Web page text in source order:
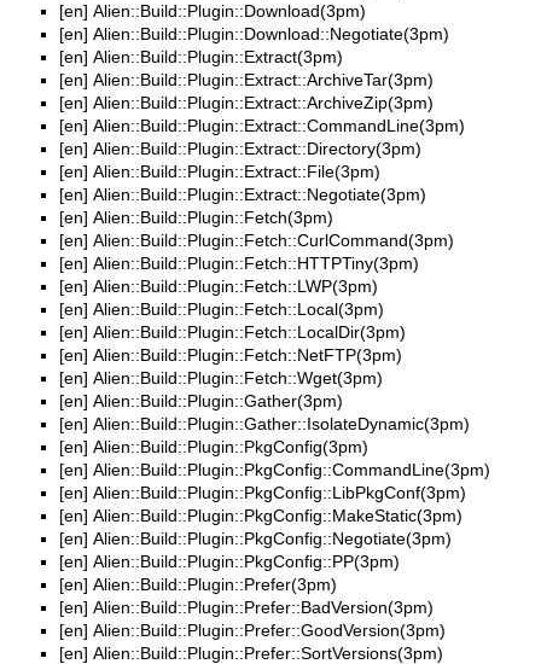
[en] Alien::Build::Plugin::Download(3pm)
[en] Alien::Build::Plugin::Download::Negotiate(3pm)
[en] Alien::Build::Plugin::Extract(3pm)
[en] Alien::Build::Plugin::Extract::ArchiveTar(3pm)
[en] Alien::Build::Plugin::Extract::ArchiveZip(3pm)
[en] Alien::Build::Plugin::Extract::CommandLine(3pm)
[en] Alien::Build::Plugin::Extract::Directory(3pm)
[en] Alien::Build::Plugin::Extract::File(3pm)
[en] Alien::Build::Plugin::Extract::Negotiate(3pm)
[en] Alien::Build::Plugin::Fetch(3pm)
[en] Alien::Build::Plugin::Fetch::CurlCommand(3pm)
[en] Alien::Build::Plugin::Fetch::HTTPTiny(3pm)
[en] Alien::Build::Plugin::Fetch::LWP(3pm)
[en] Alien::Build::Plugin::Fetch::Local(3pm)
[en] Alien::Build::Plugin::Fetch::LocalDir(3pm)
[en] Alien::Build::Plugin::Fetch::NetFTP(3pm)
[en] Alien::Build::Plugin::Fetch::Wget(3pm)
[en] Alien::Build::Plugin::Gather(3pm)
[en] Alien::Build::Plugin::Gather::IsolateDynamic(3pm)
[en] Alien::Build::Plugin::PkgConfig(3pm)
[en] Alien::Build::Plugin::PkgConfig::CommandLine(3pm)
[en] Alien::Build::Plugin::PkgConfig::LibPkgConf(3pm)
[en] Alien::Build::Plugin::PkgConfig::MakeStatic(3pm)
[en] Alien::Build::Plugin::PkgConfig::Negotiate(3pm)
[en] Alien::Build::Plugin::PkgConfig::PP(3pm)
[en] Alien::Build::Plugin::Prefer(3pm)
[en] Alien::Build::Plugin::Prefer::BadVersion(3pm)
[en] Alien::Build::Plugin::Prefer::GoodVersion(3pm)
[en] Alien::Build::Plugin::Prefer::SortVersions(3pm)